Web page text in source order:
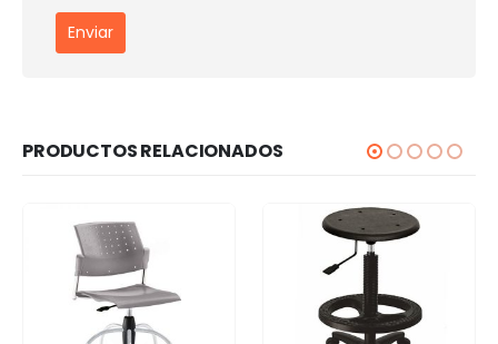
PRODUCTOS RELACIONADOS